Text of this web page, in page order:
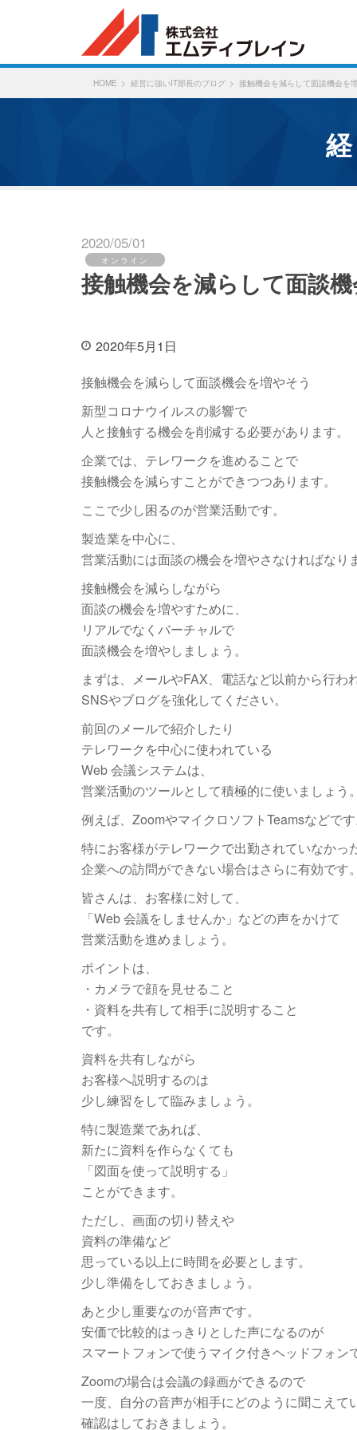
HOME 経営に強いIT部長のブログ 接触機会を減らして面談機会を
2020/05/01
オンライン
接触機会を減らして面談
2020年5月1日
接触機会を減らして面談機会を増やそう
新型コロナウイルスの影響で
人と接触する機会を削減する必要があります。
企業では、テレワークを進めることで
接触機会を減らすことができつつあります。
ここで少し困るのが営業活動です。
製造業を中心に、
営業活動には面談の機会を増やさなければなり
接触機会を減らしながら
面談の機会を増やすために、
リアルでなくバーチャルで
面談機会を増やしましょう。
まずは、メールやFAX、電話など以前から行わ
SNSやブログを強化してください。
前回のメールで紹介したり
テレワークを中心に使われている
Web 会議システムは、
営業活動のツールとして積極的に使いましょう。
例えば、ZoomやマイクロソフトTeamsなどです
特にお客様がテレワークで出勤されていなかっ
企業への訪問ができない場合はさらに有効です。
皆さんは、お客様に対して、
「Web 会議をしませんか」などの声をかけて
営業活動を進めましょう。
ポイントは、
・カメラで顔を見せること
・資料を共有して相手に説明すること
です。
資料を共有しながら
お客様へ説明するのは
少し練習をして臨みましょう。
特に製造業であれば、
新たに資料を作らなくても
「図面を使って説明する」
ことができます。
ただし、画面の切り替えや
資料の準備など
思っている以上に時間を必要とします。
少し準備をしておきましょう。
あと少し重要なのが音声です。
安価で比較的はっきりとした声になるのが
スマートフォンで使うマイク付きヘッドフォン
Zoomの場合は会議の録画ができるので
一度、自分の音声が相手にどのように聞こえて
確認はしておきましょう。